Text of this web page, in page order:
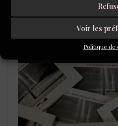
Voir les
Politique de
LIBRAIRIE DE